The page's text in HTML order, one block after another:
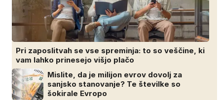
Pri zaposlitvah se vse spreminja: to so veščine, ki
vam lahko prinesejo višjo plačo
Mislite, da je milijon evrov dovolj za
sanjsko stanovanje? Te številke so
šokirale Evropo